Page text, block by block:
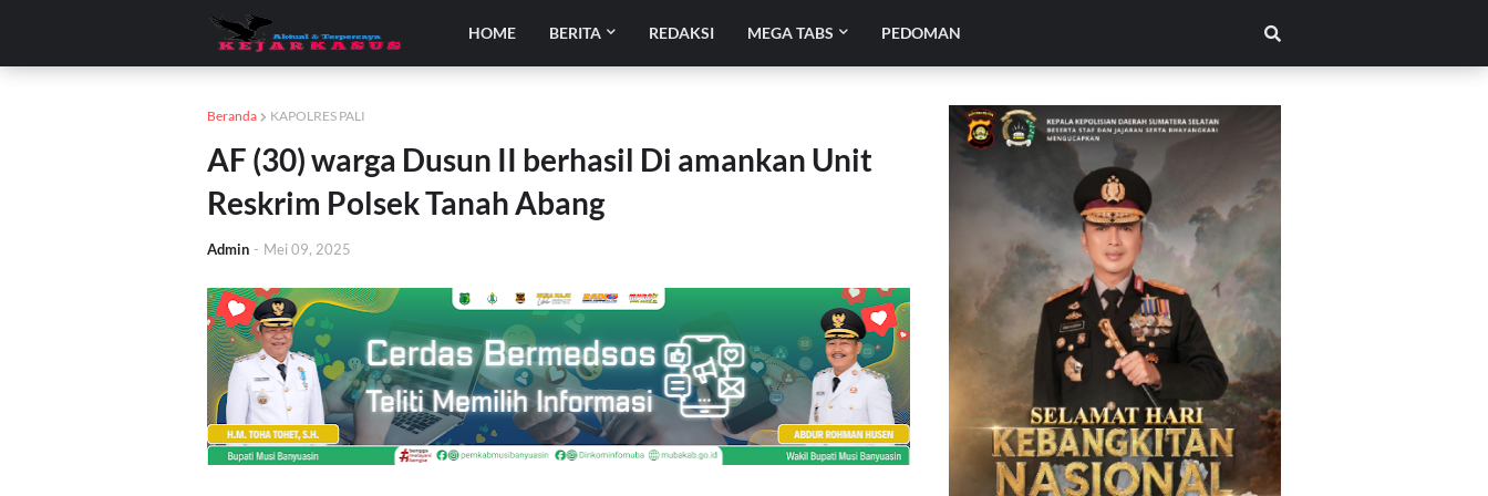
HOME BERITA REDAKSI MEGA TABS PEDOMAN
Beranda KAPOLRES PALI
AF (30) warga Dusun II berhasil Di amankan Unit
Reskrim Polsek Tanah Abang
Admin - Mei 09, 2025